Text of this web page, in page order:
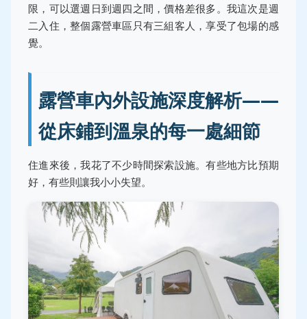
限，可以選週日到週四之間，價格差很多。我這次是週
二入住，整個露營車區只有三組客人，享受了包場的感
覺。
露營車內外設施深度解析——
從床鋪到溫泉的每一處細節
住進來後，我花了不少時間探索設施。有些地方比預期
好，有些則讓我小小失望。